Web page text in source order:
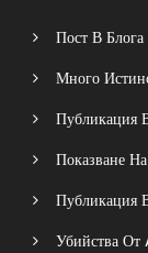
Пост В Блога
Много
Публикация
Показване
Публикация
Убийства От